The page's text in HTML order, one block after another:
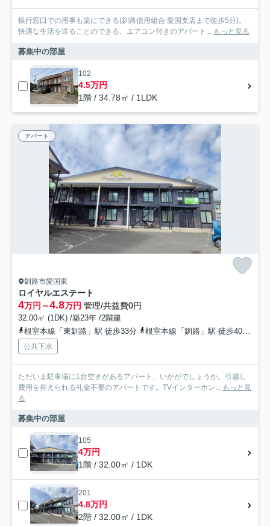
銀行窓口での用事も楽にできる(釧路信用組合 愛国支店まで徒歩5分)。
快適な生活を送ることのできる、エアコン付きのアパート... もっと見る
募集中の部屋
102
4.5万円
1階 / 34.78㎡ / 1LDK
アパート
釧路市愛国東
ロイヤルエステート
4万円～4.8万円 管理/共益費0円
32.00㎡ (1DK) /築23年 /2階建
根室本線「東釧路」駅 徒歩33分
根室本線「釧路」駅 徒歩40分
公共下水
ただいま駐車場に1台空きがあるアパート、いかがでしょうか。引越し
費用を抑えられる礼金不要のアパートです。TVインターホン... もっと見
る
募集中の部屋
105
4万円
1階 / 32.00㎡ / 1DK
201
4.8万円
2階 / 32.00㎡ / 1DK